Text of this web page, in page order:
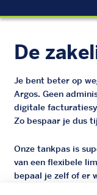
De
Je bent beter op
Argos. Geen
digitale
Zo bespaar je dus
Onze tankpas is
van een flexibele
bepaal je zelf of er